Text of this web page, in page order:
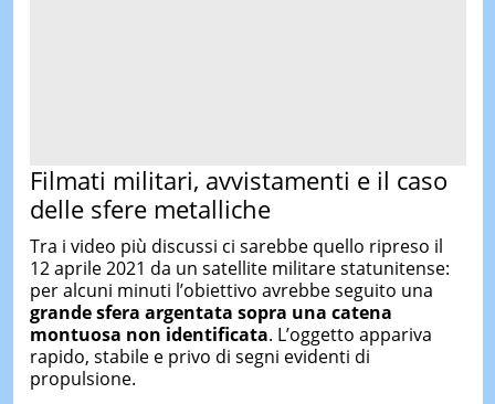
Filmati militari, avvistamenti e il caso
delle sfere metalliche
Tra i video più discussi ci sarebbe quello ripreso il
12 aprile 2021 da un satellite militare statunitense:
per alcuni minuti l’obiettivo avrebbe seguito una
grande sfera argentata sopra una catena
montuosa non identificata. L’oggetto appariva
rapido, stabile e privo di segni evidenti di
propulsione.